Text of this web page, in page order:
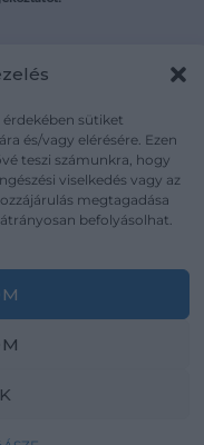
sütiket
és/vagy elérésére. Ezen
teszi számunkra, hogy
viselkedés vagy az
megtagadása
befolyásolhat.